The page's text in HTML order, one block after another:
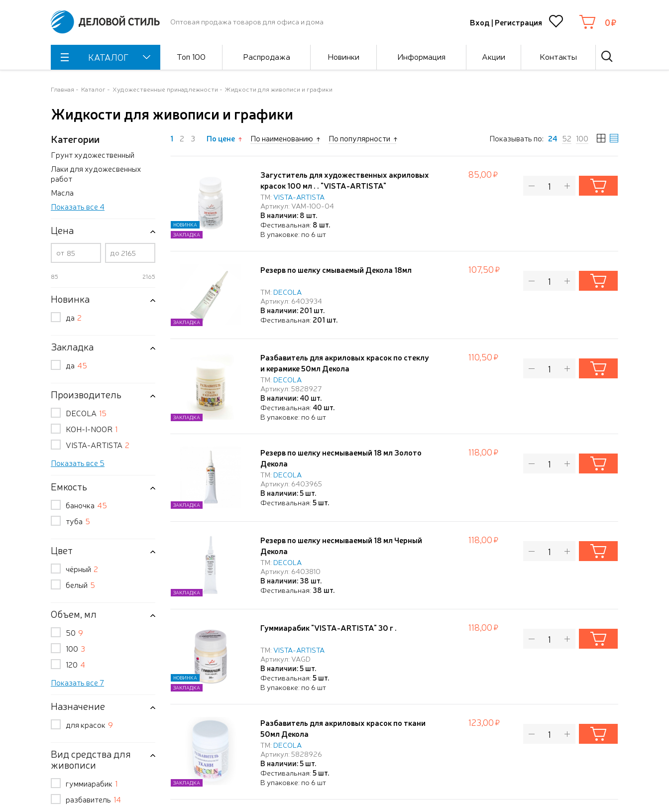
Оптовая продажа товаров для офиса и дома Вход | Регистрация 0
КАТАЛОГ Топ 100 Распродажа Новинки Информация Акции Контакты
Главная Каталог Художественные принадлежности Жидкости для живописи и графики
Жидкости для живописи и графики
Категории
Грунт художественный
Лаки для художесвенных
работ
Масла
Показать все 4
Цена
от до
85 2165
Новинка
да 2
Закладка
да 45
Производитель
DECOLA 15
KOH-I-NOОR 1
VISTA-ARTISTA 2
Показать все 5
Емкость
баночка 45
туба 5
Цвет
чёрный 2
белый 5
Объем, мл
50 9
100 3
120 4
Показать все 7
Назначение
для красок 9
Вид средства для
живописи
гуммиарабик 1
разбавитель 14
1 2 3 По цене По наименованию По популярности Показывать по: 24 52 100
Загуститель для художественных акриловых
красок 100 мл . . "VISTA-ARTISTA"
ТМ:VISTA-ARTISTA
Артикул: VAM-100-04
В наличии: 8 шт.
Фестивальная: 8 шт.
В упаковке: по 6 шт
НОВИНКА
ЗАКЛАДКА
85,00
Резерв по шелку смываемый Декола 18мл
ТМ: DECOLA
Артикул: 6403934
В наличии: 201 шт.
Фестивальная: 201 шт.
ЗАКЛАДКА
107,50
Разбавитель для акриловых красок по стеклу
и керамике 50мл Декола
ТМ: DECOLA
Артикул: 5828927
В наличии: 40 шт.
Фестивальная: 40 шт.
В упаковке: по 6 шт
ЗАКЛАДКА
110,50
Резерв по шелку несмываемый 18 мл Золото
Декола
ТМ: DECOLA
Артикул: 6403965
В наличии: 5 шт.
Фестивальная:5 шт.
ЗАКЛАДКА
118,00
Резерв по шелку несмываемый 18 мл Черный
Декола
ТМ: DECOLA
Артикул: 6403810
В наличии: 38 шт.
Фестивальная: 38 шт.
ЗАКЛАДКА
118,00
Гуммиарабик "VISTA-ARTISTA" 30 г .
ТМ:VISTA-ARTISTA
Артикул: VAGD
В наличии: 5 шт.
Фестивальная:5 шт.
В упаковке: по 6 шт
НОВИНКА
ЗАКЛАДКА
118,00
Разбавитель для акриловых красок по ткани
50мл Декола
ТМ: DECOLA
Артикул: 5828926
В наличии: 5 шт.
Фестивальная:5 шт.
В упаковке: по 6 шт
ЗАКЛАДКА
123,00